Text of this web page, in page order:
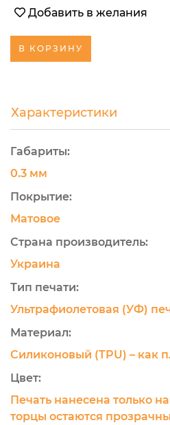
Добавить в желания
В КОРЗИНУ
Характеристики
Габариты:
0.3 мм
Покрытие:
Матовое
Страна производитель:
Украина
Тип печати:
Ультрафиолетовая (УФ)
Материал:
Силиконовый (TPU) – как
Цвет:
Печать нанесена только
торцы остаются